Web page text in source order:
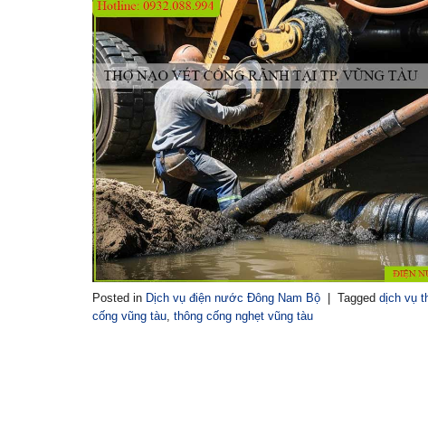
Posted in Dịch vụ điện nước Đông Nam Bộ | Tagged dịch vụ
cống vũng tàu thông cống nghẹt vũng tàu